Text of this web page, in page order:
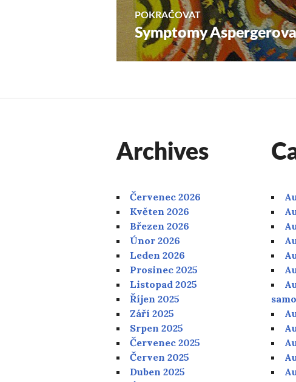
POKRAČOVAT
Následující
příspěvek:
Symptomy
Archives
Červenec 2026
Květen 2026
Březen 2026
Únor 2026
Leden 2026
Prosinec 2025
Listopad 2025
Říjen 2025
Září 2025
Srpen 2025
Červenec 2025
Červen 2025
Duben 2025